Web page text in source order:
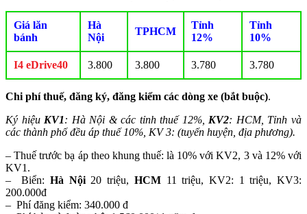
Giá lăn
bánh
Hà
Nội
TPHCM
Tỉnh
12%
Tỉnh
10%
I4 eDrive40 3.800 3.800 3.780 3.780
Chi phí thuế, đăng ký, đăng kiểm các dòng xe (bắt buộc).
Ký hiệu KV1: Hà Nội & các tỉnh thuế 12%, KV2: HCM, Tỉnh và
các thành phố đều áp thuế 10%, KV 3: (tuyến huyện, địa phương).
– Thuế trước bạ áp theo khung thuế: là 10% với KV2, 3 và 12% với
KV1.
– Biển:Hà Nội20 triệu, HCM11 triệu, KV2: 1 triệu, KV3:
200.000đ
– Phí đăng kiểm: 340.000 đ